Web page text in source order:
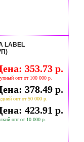
LABEL
353.73 р.
опт от 100 000 р.
378.49 р.
опт от 50 000 р.
423.91 р.
опт от 10 000 р.